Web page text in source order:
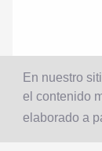
En nuestro
el contenido
elaborado a